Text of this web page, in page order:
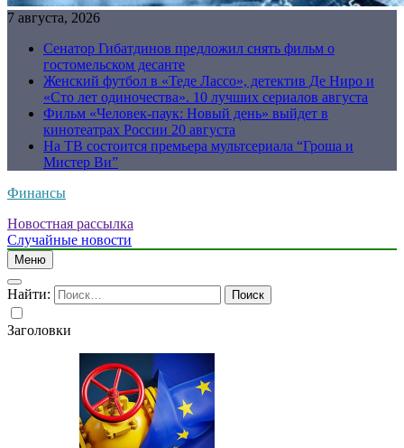
7 августа, 2026
Сенатор Гибатдинов предложил снять фильм о
гостомельском десанте
Женский футбол в «Теде Лассо», детектив Де Ниро и
«Сто лет одиночества». 10 лучших сериалов августа
Фильм «Человек-паук: Новый день» выйдет в
кинотеатрах России 20 августа
На ТВ состоится премьера мультсериала “Гроша и
Мистер Ви”
Финансы
Новостная рассылка
Случайные новости
Меню
Найти:
Заголовки